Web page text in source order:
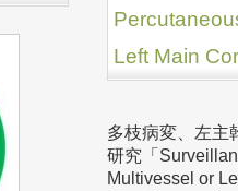
Left Main
多枝病変、左主
研究「
Multivessel or